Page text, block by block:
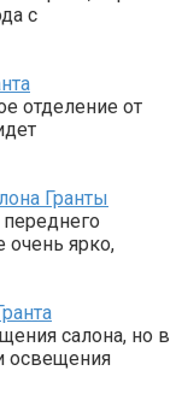
с
отделение от
Гранты
очень ярко,
салона, но в
освещения